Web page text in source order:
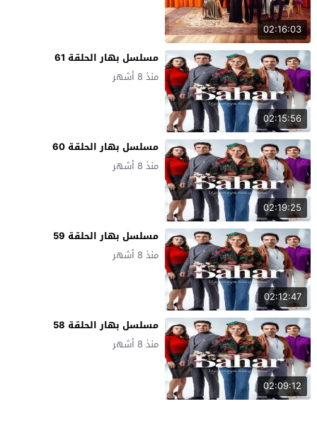
02:16:03
02:15:56
مسلسل بهار الحلقة 61
منذ 8 أشهر
02:19:25
مسلسل بهار الحلقة 60
منذ 8 أشهر
02:12:47
مسلسل بهار الحلقة 59
منذ 8 أشهر
02:09:12
مسلسل بهار الحلقة 58
منذ 8 أشهر